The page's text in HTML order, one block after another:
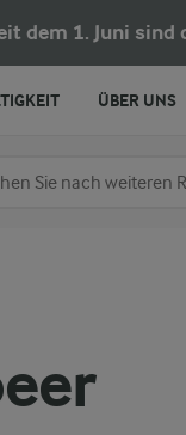
dem 1. Juni
Kategorie suchen
ÜBER UNS